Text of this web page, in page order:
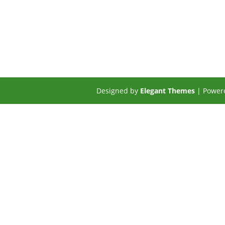
Designed by Elegant Themes |